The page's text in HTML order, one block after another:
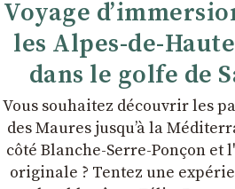
Voyage
les Alpes-de-
dans le golfe de
Vous souhaitez découvrir les
des Maures jusqu’à la
côté Blanche-Serre-Ponçon et
originale ? Tentez une